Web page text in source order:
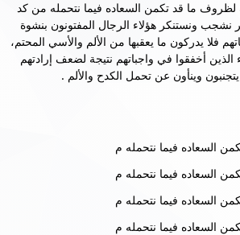
لظروف ما قد تكمن السعاده فيما نتحمله من كد
ونستنكر هؤلاء الرجال المفتونون بنشوة
فلا يدركون ما يعقبها من الألم والأسي المحتم،
أخفقوا في واجباتهم نتيجة لضعف إرادتهم
وينأون عن تحمل الكدح والألم .
السعاده فيما نتحمله م
السعاده فيما نتحمله م
السعاده فيما نتحمله م
السعاده فيما نتحمله م